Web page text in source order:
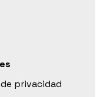
privacidad